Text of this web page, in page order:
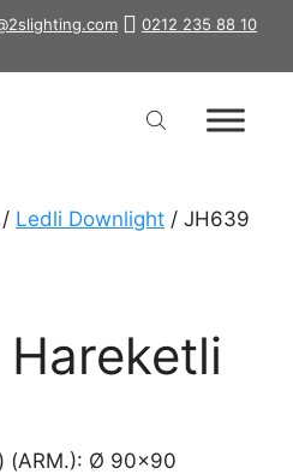
0212 235 88 10
/ Ledli Downlight / JH639
(ARM.): Ø 90×90